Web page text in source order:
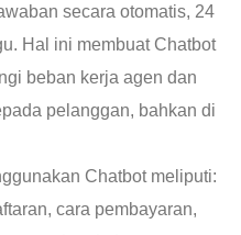
secara otomatis, 24
Hal ini membuat Chatbot
beban kerja agen dan
pelanggan, bahkan di
Chatbot meliputi:
cara pembayaran,